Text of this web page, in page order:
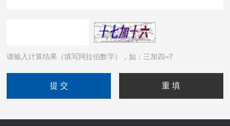
请输入计算结果（填写阿拉伯数字），如：三加四=7